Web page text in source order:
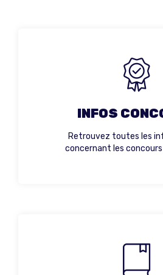
INFOS
Retrouvez toutes les
concernant les